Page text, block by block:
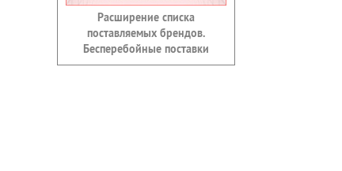
Расширение списка
поставляемых брендов.
Бесперебойные поставки